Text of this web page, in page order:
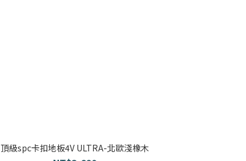
頂級spc卡扣地板4V ULTRA-北歐淺橡木